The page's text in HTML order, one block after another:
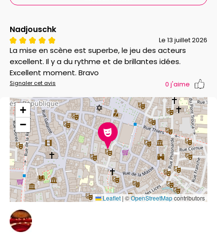
Nadjouschk
Le 13 juillet 2026
La mise en scène est superbe, le jeu des acteurs
excellent. Il y a du rythme et de brillantes idées.
Excellent moment. Bravo
Signaler cet avis 0 j'aime
+
−
Leaflet | ©OpenStreetMapcontributors